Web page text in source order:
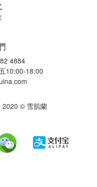
4884
10:00-18:00
2020 © 雪肌蘭